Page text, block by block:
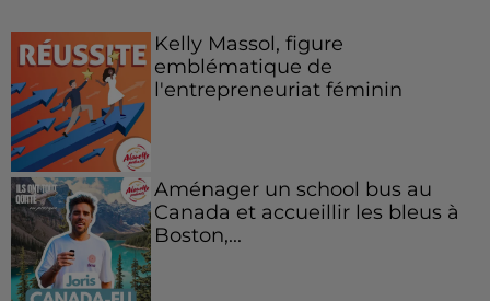
Kelly Massol, figure
emblématique de
l'entrepreneuriat féminin
Aménager un school bus au
Canada et accueillir les bleus à
Boston,...